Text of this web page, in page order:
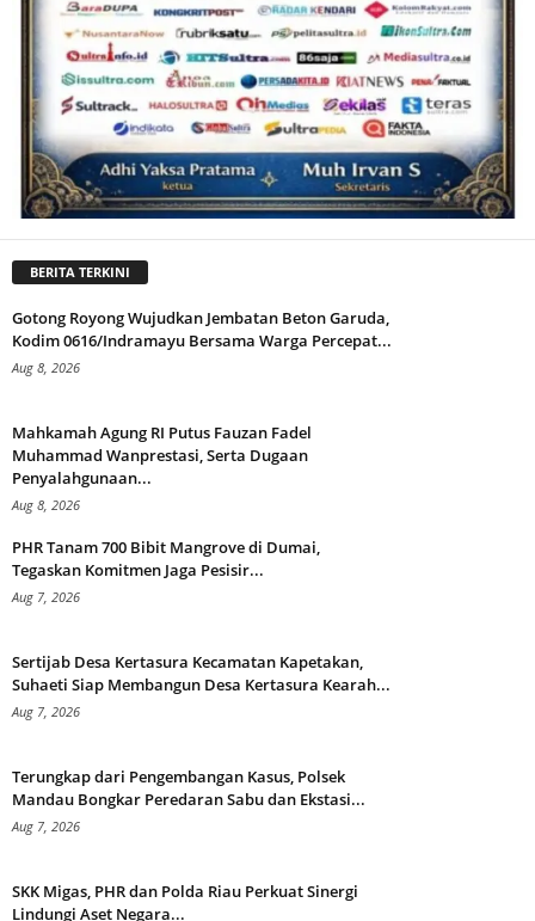
BERITA TERKINI
Gotong Royong Wujudkan Jembatan Beton Garuda,
Kodim 0616/Indramayu Bersama Warga Percepat...
Aug 8, 2026
Mahkamah Agung RI Putus Fauzan Fadel
Muhammad Wanprestasi, Serta Dugaan
Penyalahgunaan...
Aug 8, 2026
PHR Tanam 700 Bibit Mangrove di Dumai,
Tegaskan Komitmen Jaga Pesisir...
Aug 7, 2026
Sertijab Desa Kertasura Kecamatan Kapetakan,
Suhaeti Siap Membangun Desa Kertasura Kearah...
Aug 7, 2026
Terungkap dari Pengembangan Kasus, Polsek
Mandau Bongkar Peredaran Sabu dan Ekstasi...
Aug 7, 2026
SKK Migas, PHR dan Polda Riau Perkuat Sinergi
Lindungi Aset Negara...